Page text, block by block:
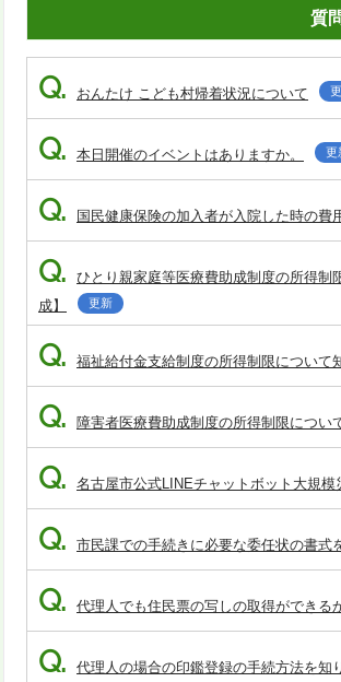
質
Q. おんたけ こども村帰着状況について
Q. 本日開催のイベントはありますか。 更
Q. 国民健康保険の加入者が入院した時の費
Q.
ひとり親家庭等医療費助成制度の所得制
成】
更新
Q. 福祉給付金支給制度の所得制限について
Q. 障害者医療費助成制度の所得制限につい
Q. 名古屋市公式LINEチャットボット大規
Q. 市民課での手続きに必要な委任状の書式
Q. 代理人でも住民票の写しの取得ができる
Q. 代理人の場合の印鑑登録の手続方法を知